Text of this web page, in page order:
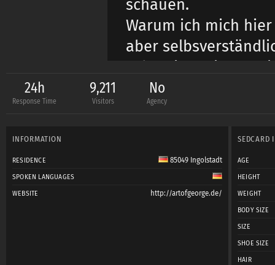
schauen.
Warum ich mich
aber
Schon in meiner
fotografieren
Posen und
Erwarte hier in der
absichten habe.
Ich möchte einfach
hier haben und
24h
Response Time
9,211
Visitors
No
Agency
INFORMATION
RESIDENCE 85049 Ingolstadt
SPOKEN LANGUAGES
WEBSITE http://artofgeorge.de/
SEDCARD
AGE
HEIGHT
WEIGHT
BODY SIZE
SIZE
SHOE SIZE
HAIR